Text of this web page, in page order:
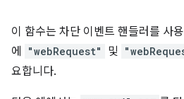
이 함수는 차단 이벤트 핸들러를 사
에
"webRequest" 및
요합니다.